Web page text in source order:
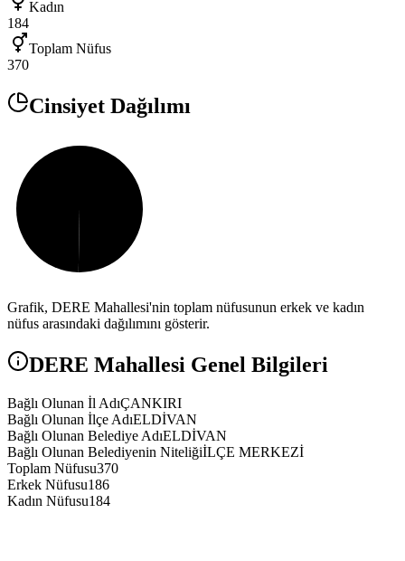
Kadın
184
Toplam Nüfus
370
Cinsiyet Dağılımı
Grafik, DERE Mahallesi'nin toplam nüfusunun erkek ve kadın
nüfus arasındaki dağılımını gösterir.
DERE Mahallesi Genel Bilgileri
Bağlı Olunan İl AdıÇANKIRI
Bağlı Olunan İlçe AdıELDİVAN
Bağlı Olunan Belediye AdıELDİVAN
Bağlı Olunan Belediyenin NiteliğiİLÇE MERKEZİ
Toplam Nüfusu370
Erkek Nüfusu186
Kadın Nüfusu184